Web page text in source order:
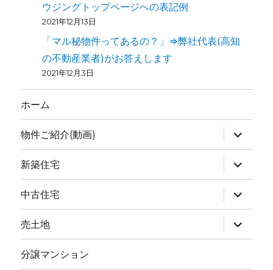
ウジングトップページへの表記例
2021年12月13日
「マル秘物件ってあるの？」⇒弊社代表(高知
の不動産業者)がお答えします
2021年12月3日
ホーム
物件ご紹介(動画)
新築住宅
中古住宅
売土地
分譲マンション